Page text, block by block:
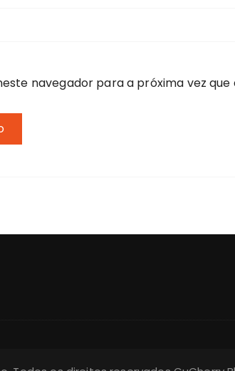
navegador para a próxima vez